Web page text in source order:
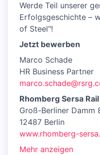
Werde Teil unserer
Erfolgsgeschichte –
of Steel"!
Jetzt bewerben
Marco Schade
HR Business Partner
Rhomberg Sersa
Groß-Berliner Damm
12487 Berlin
www.rhomberg-
Mehr anzeigen